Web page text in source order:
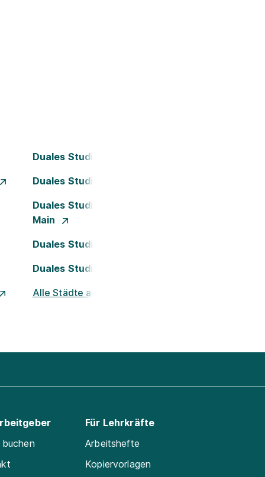
Duales Studium Bochum
Duales Studium Dortmund
Duales Studium Frankfurt am
Main
Duales Studium Köln
Duales Studium Nürnberg
Alle Städte ansehen
Für Lehrkräfte
Arbeitshefte
Kopiervorlagen